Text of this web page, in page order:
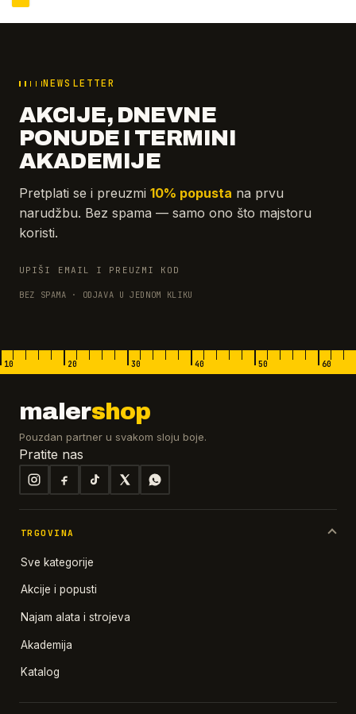
NEWSLETTER
AKCIJE, DNEVNE
PONUDE I TERMINI
AKADEMIJE
Pretplati se i preuzmi 10% popusta na prvu
narudžbu. Bez spama — samo ono što majstoru
koristi.
UPIŠI EMAIL I PREUZMI KOD
BEZ SPAMA · ODJAVA U JEDNOM KLIKU
10 20 30 40 50 60
malershop
Pouzdan partner u svakom sloju boje.
Pratite nas
TRGOVINA
Sve kategorije
Akcije i popusti
Najam alata i strojeva
Akademija
Katalog